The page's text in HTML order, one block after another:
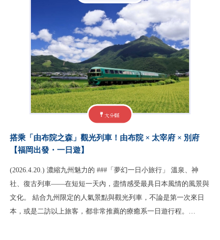
大分縣
搭乘「由布院之森」觀光列車！由布院 × 太宰府 × 別府
【福岡出發・一日遊】
(2026.4.20.) 濃縮九州魅力的 ###「夢幻一日小旅行」 溫泉、神
社、復古列車——在短短一天內，盡情感受最具日本風情的風景與
文化。 結合九州限定的人氣景點與觀光列車，不論是第一次來日
本，或是二訪以上旅客，都非常推薦的療癒系一日遊行程。…